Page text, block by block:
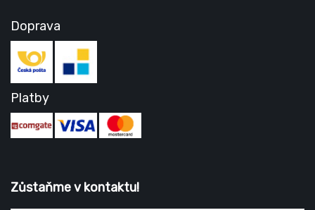
Doprava
Platby
Zůstaňme v kontaktu!